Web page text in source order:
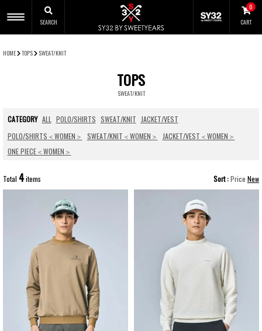
SEARCH
0
CART
CLOSE
HOME TOPS SWEAT/KNIT
TOPS
SWEAT/KNIT
CATEGORY ALL POLO/SHIRTS SWEAT/KNIT JACKET/VEST
POLO/SHIRTS＜WOMEN＞
SWEAT/KNIT＜WOMEN＞
JACKET/VEST＜WOMEN＞
ONE PIECE＜WOMEN＞
Total 4items Sort Price New